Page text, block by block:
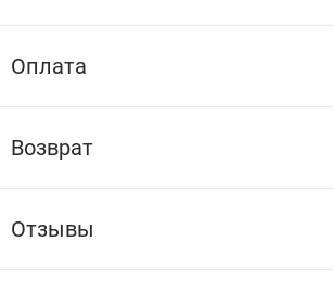
Оплата
Возврат
Отзывы